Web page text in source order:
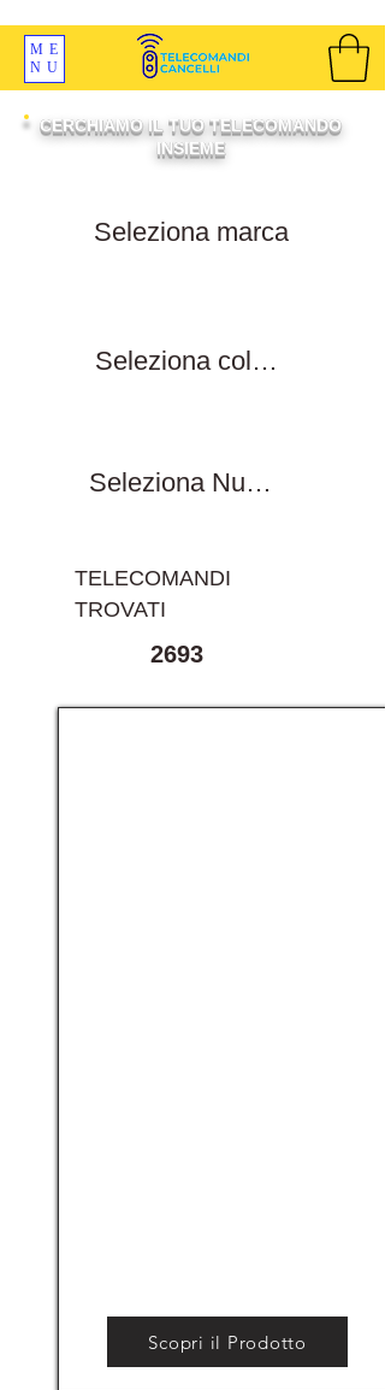
ME
NU
CERCHIAMO IL TUO TELECOMANDO
INSIEME
TELECOMANDI
TROVATI
2693
Scopri il Prodotto